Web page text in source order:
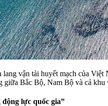
vận tải huyết mạch của
giữa Bắc Bộ, Nam Bộ và cả
lực quốc gia”